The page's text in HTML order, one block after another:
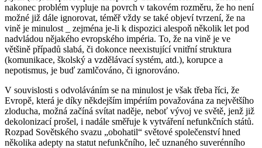
nakonec problém vypluje na povrch v takovém rozměru, že ho není
možné již dále ignorovat, téměř vždy se také objeví tvrzení, že na
vině je minulost _ zejména je-li k dispozici alespoň několik let pod
nadvládou nějakého evropského impéria. To, že na vině je ve
většině případů slabá, či dokonce neexistující vnitřní struktura
(komunikace, školský a vzdělávací systém, atd.), korupce a
nepotismus, je buď zamlčováno, či ignorováno.
V souvislosti s odvoláváním se na minulost je však třeba říci, že
Evropě, která je díky někdejším impériím považována za největšího
zloducha, možná začíná svítat naděje, neboť vývoj ve světě, jenž již
dekolonizací prošel, i nadále směřuje k vytváření nefunkčních států.
Rozpad Sovětského svazu „obohatil“ světové společenství hned
několika adepty na statut nefunkčního, leč uznaného suverénního